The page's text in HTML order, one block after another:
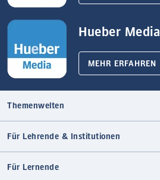
Hueber Media
MEHR ERFAHREN
Themenwelten
Für Lehrende & Institutionen
Für Lernende